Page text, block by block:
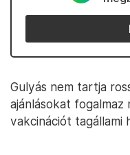
Gulyás nem tartja
ajánlásokat
vakcinációt tagállami